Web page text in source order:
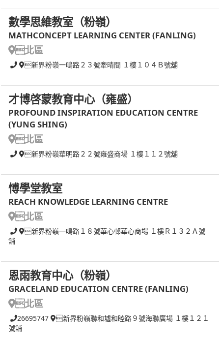
數學思維教室（粉嶺）
MATHCONCEPT LEARNING CENTER (FANLING)
北區
新界粉嶺一鳴路２３號牽晴間 １樓１０４Ｂ號舖
才博啓蒙教育中心（雍盛）
PROFOUND INSPIRATION EDUCATION CENTRE
(YUNG SHING)
北區
新界粉嶺華明路２２號雍盛商場 １樓１１２號舖
愽學堂教室
REACH KNOWLEDGE LEARNING CENTRE
北區
新界粉嶺一鳴路１８號華心邨華心商場 １樓Ｒ１３２Ａ號
舖
恩雨教育中心（粉嶺）
GRACELAND EDUCATION CENTRE (FANLING)
北區
26695747
新界粉嶺聯和墟和睦路９號海聯廣場 １樓１２１
號舖